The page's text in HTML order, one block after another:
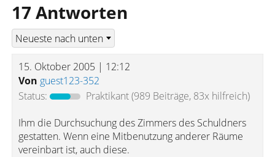
17 Antworten
15. Oktober 2005 | 12:12
Von guest123-352
Status:
Praktikant(989 Beiträge, 83x hilfreich)
Ihm die Durchsuchung des Zimmers des Schuldners
gestatten. Wenn eine Mitbenutzung anderer Räume
vereinbart ist, auch diese.